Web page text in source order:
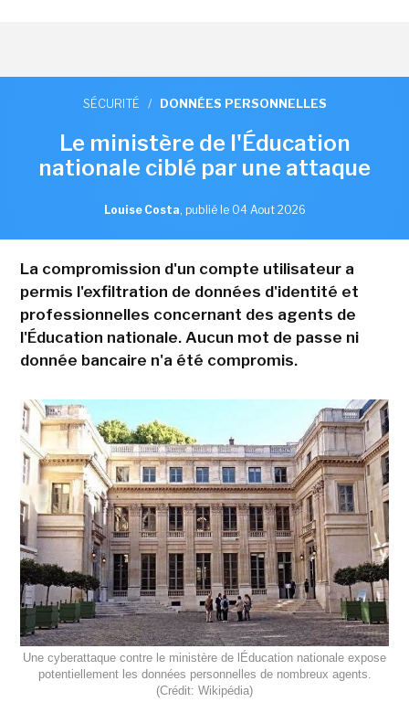
SÉCURITÉ / DONNÉES PERSONNELLES
Le ministère de l'Éducation
nationale ciblé par une attaque
Louise Costa, publié le 04 Aout 2026
La compromission d'un compte utilisateur a
permis l'exfiltration de données d'identité et
professionnelles concernant des agents de
l'Éducation nationale. Aucun mot de passe ni
donnée bancaire n'a été compromis.
Une cyberattaque contre le ministère de lÉducation nationale expose
potentiellement les données personnelles de nombreux agents.
(Crédit: Wikipédia)